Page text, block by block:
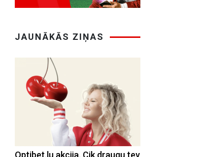
JAUNĀKĀS ZIŅAS
Optibet.lu akcija. Cik draugu tev